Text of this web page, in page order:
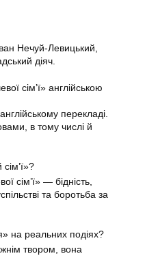
Нечуй-Левицький,
діяч.
сім’ї» англійською
перекладі.
в тому числі й
сім’ї» — бідність,
та боротьба за
на реальних подіях?
твором, вона